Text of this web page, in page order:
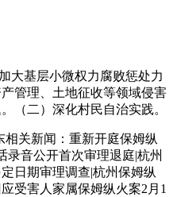
加大基层小微权力腐败惩处力
管理、土地征收等领域侵害
（二）深化村民自治实践。
关新闻：重新开庭保姆纵
录音公开首次审理退庭|杭州
定日期审理调查|杭州保姆纵
受害人家属保姆纵火案2月1